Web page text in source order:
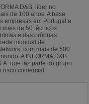
D&B, líder no
de 100 anos. A base
empresas em Portugal e
de 50 técnicos
e das próprias
mundial de
com mais de 600
A INFORMA D&B
que faz parte do grupo
risco comercial.